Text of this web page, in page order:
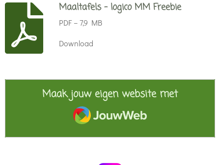
Maaltafels - logico MM Freebie
PDF – 7,9 MB
Download
Maak jouw eigen website met
JouwWeb